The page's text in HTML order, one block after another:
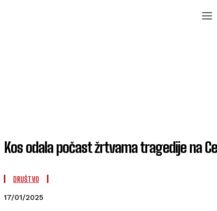
Kos odala počast žrtvama tragedije na
DRUŠTVO
17/01/2025